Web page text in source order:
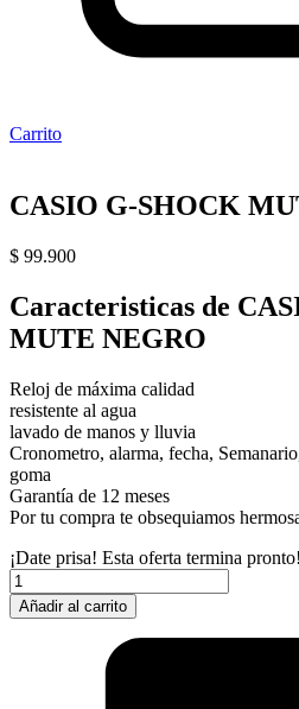
Carrito
CASIO G-SHOCK
$ 99.900
Caracteristicas de
MUTE NEGRO
Reloj de máxima calidad
resistente al agua
lavado de manos y lluvia
Cronometro, alarma, fecha,
goma
Garantía de 12 meses
Por tu compra te obsequiamos
¡Date prisa! Esta oferta termina pronto!
CASIO
G-
SHOCK
Añadir al carrito